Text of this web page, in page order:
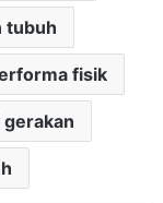
tubuh
fisik